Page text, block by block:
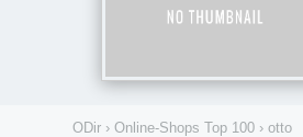
ODir › Online-Shops Top 100 › otto